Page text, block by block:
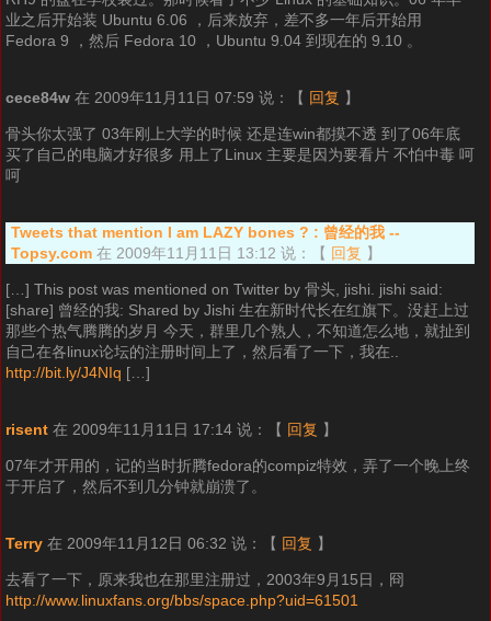
业之后开始装 Ubuntu 6.06 ，后来放弃，差不多一年后开始用
Fedora 9 ，然后 Fedora 10 ，Ubuntu 9.04 到现在的 9.10 。
cece84w 在 2009年11月11日 07:59 说： 【 回复 】
骨头你太强了 03年刚上大学的时候 还是连win都摸不透 到了06年底
买了自己的电脑才好很多 用上了Linux 主要是因为要看片 不怕中毒 呵
呵
Tweets that mention I am LAZY bones ? : 曾经的我 --
Topsy.com 在 2009年11月11日 13:12 说： 【 回复 】
[…] This post was mentioned on Twitter by 骨头, jishi. jishi said:
[share] 曾经的我: Shared by Jishi 生在新时代长在红旗下。没赶上过
那些个热气腾腾的岁月 今天，群里几个熟人，不知道怎么地，就扯到
自己在各linux论坛的注册时间上了，然后看了一下，我在..
http://bit.ly/J4NIq […]
risent 在 2009年11月11日 17:14 说： 【 回复 】
07年才开用的，记的当时折腾fedora的compiz特效，弄了一个晚上终
于开启了，然后不到几分钟就崩溃了。
Terry 在 2009年11月12日 06:32 说： 【 回复 】
去看了一下，原来我也在那里注册过，2003年9月15日，冏
http://www.linuxfans.org/bbs/space.php?uid=61501